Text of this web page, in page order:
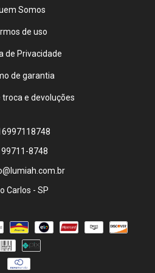
Somos
de uso
de Privacidade
de garantia
troca e devoluções
99711-8748
Carlos - SP